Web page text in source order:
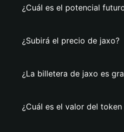
¿Cuál es el potencial
¿Subirá el precio de jaxo?
¿La billetera de jaxo es
¿Cuál es el valor del token